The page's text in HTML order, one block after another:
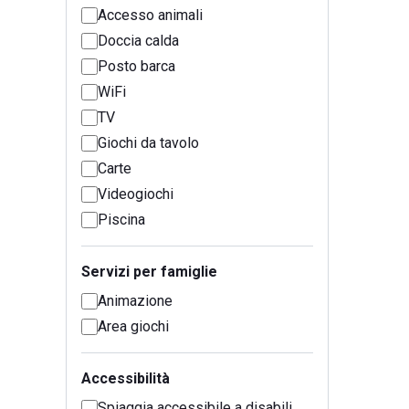
Accesso animali
Doccia calda
Posto barca
WiFi
TV
Giochi da tavolo
Carte
Videogiochi
Piscina
Servizi per famiglie
Animazione
Area giochi
Accessibilità